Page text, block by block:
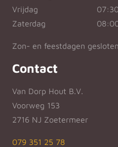
Vrijdag
Zaterdag
Zon- en feestdagen gesloten
Contact
Van Dorp Hout B.V.
Voorweg 153
2716 NJ Zoetermeer
079 351 25 78